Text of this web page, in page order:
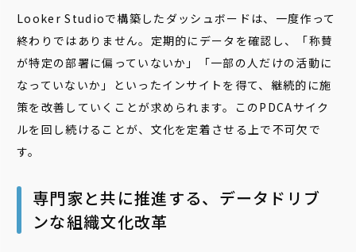
Looker Studioで構築したダッシュボードは、一度作って
終わりではありません。定期的にデータを確認し、「称賛
が特定の部署に偏っていないか」「一部の人だけの活動に
なっていないか」といったインサイトを得て、継続的に施
策を改善していくことが求められます。このPDCAサイク
ルを回し続けることが、文化を定着させる上で不可欠で
す。
専門家と共に推進する、データドリブ
ンな組織文化改革